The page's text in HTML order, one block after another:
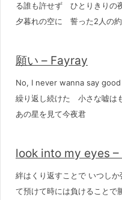
る誰も許せず ひとりきりの
夕暮れの空に 誓った2人の
願い – Fayray
No, I never wanna say
繰り返し続けた 小さな嘘
あの星を見て今夜君
look into my eyes –
絆はくり返すことで いつし
て預けて時には負けることで